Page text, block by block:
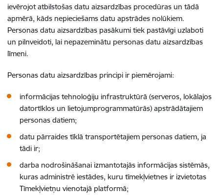
ievērojot atbilstošas datu aizsardzības procedūras un tādā
apmērā, kāds nepieciešams datu apstrādes nolūkiem.
Personas datu aizsardzības pasākumi tiek pastāvīgi uzlaboti
un pilnveidoti, lai nepazeminātu personas datu aizsardzības
līmeni.
Personas datu aizsardzības principi ir piemērojami:
informācijas tehnoloģiju infrastruktūrā (serveros, lokālajos
datortīklos un lietojumprogrammatūrās) apstrādātajiem
personas datiem;
datu pārraides tīklā transportētajiem personas datiem, ja
tādi ir;
darba nodrošināšanai izmantotajās informācijas sistēmās,
kuras administrē iestādes, kuru tīmekļvietnes ir izvietotas
Tīmekļvietņu vienotajā platformā;